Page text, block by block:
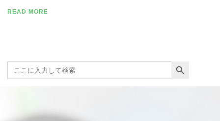
READ MORE
Search
for:
Search Button